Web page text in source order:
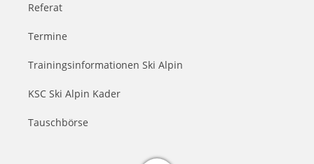
Referat
Termine
Trainingsinformationen Ski Alpin
KSC Ski Alpin Kader
Tauschbörse